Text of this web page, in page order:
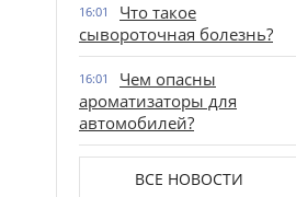
16:01
Что такое
сывороточная болезнь?
16:01
Чем опасны
ароматизаторы для
автомобилей?
ВСЕ НОВОСТИ